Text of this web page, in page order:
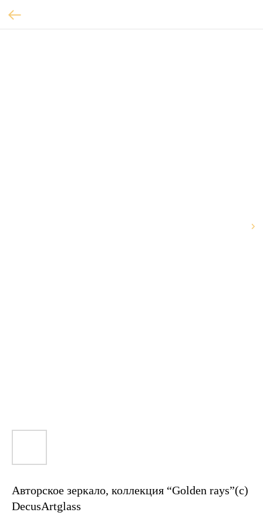
Авторское зеркало, коллекция “Golden rays”(c)
DecusArtglass